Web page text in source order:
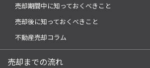
売却期間中に知っておくべきこと
売却後に知っておくべきこと
不動産売却コラム
売却までの流れ